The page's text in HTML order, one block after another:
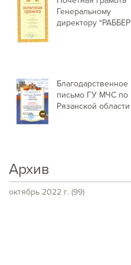
Генеральному
директору "РАББЕР
Благодарственное
письмо ГУ МЧС по
Рязанской области
Архив
октябрь 2022 г. (99)